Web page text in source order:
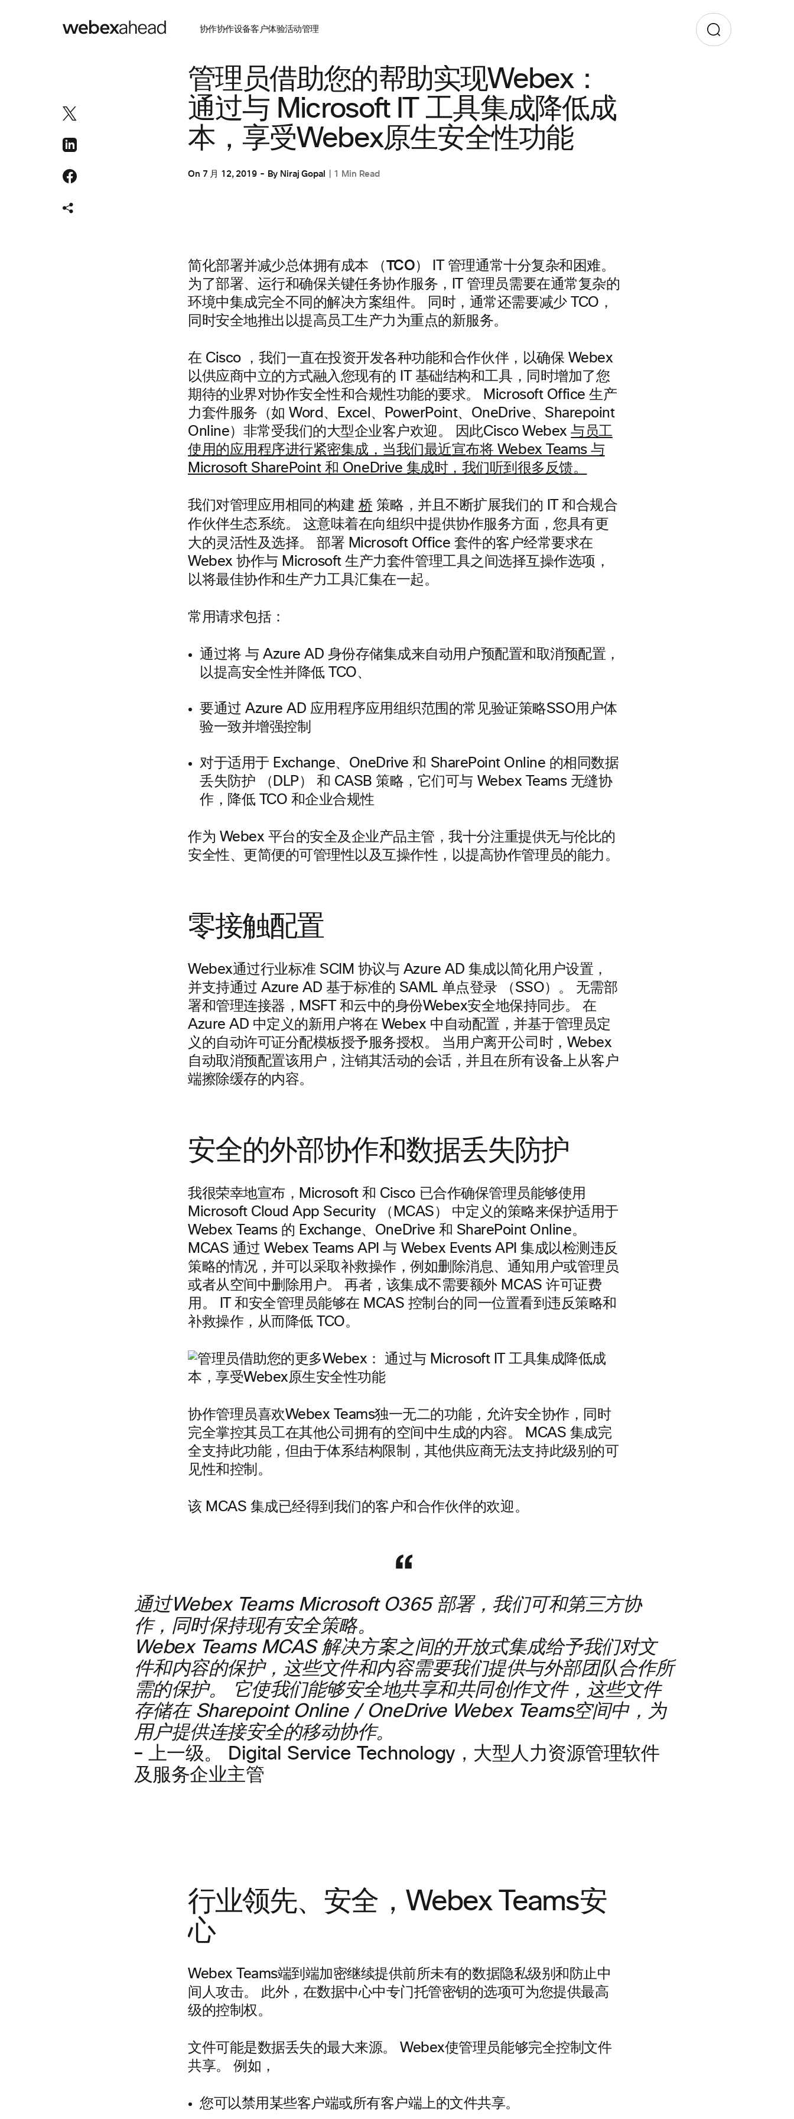
协作协作设备客户体验活动管理
管理员借助您的帮助实现Webex：
通过与 Microsoft IT 工具集成降低成
本，享受Webex原生安全性功能
On 7 月 12, 2019 By Niraj Gopal 1 Min Read
简化部署并减少总体拥有成本 （TCO）
IT 管理通常十分复杂和困难。
为了部署、运行和确保关键任务协作服务，IT 管理员需要在通常复杂的
环境中集成完全不同的解决方案组件。 同时，通常还需要减少 TCO，
同时安全地推出以提高员工生产力为重点的新服务。
在 Cisco
，我们一直在投资开发各种功能和合作伙伴，以确保 Webex
以供应商中立的方式融入您现有的 IT 基础结构和工具，同时增加了您
期待的业界对协作安全性和合规性功能的要求。 Microsoft Office 生产
力套件服务（如 Word、Excel、PowerPoint、OneDrive、Sharepoint
Online）非常受我们的大型企业客户欢迎。 因此Cisco Webex与员工
使用的应用程序进行紧密集成，当我们最近宣布将 Webex Teams 与
Microsoft SharePoint 和 OneDrive 集成时，我们听到很多反馈。
我们对管理应用相同的构建 桥 策略，并且不断扩展我们的 IT 和合规合
作伙伴生态系统。 这意味着在向组织中提供协作服务方面，您具有更
大的灵活性及选择。
部署 Microsoft Office 套件的客户经常要求在
Webex 协作与 Microsoft 生产力套件管理工具之间选择互操作选项，
以将最佳协作和生产力工具汇集在一起。
常用请求包括：
通过将 与 Azure AD 身份存储集成来自动用户预配置和取消预配置，
以提高安全性并降低 TCO、
要通过 Azure AD 应用程序应用组织范围的常见验证策略SSO用户体
验一致并增强控制
对于适用于 Exchange、OneDrive 和 SharePoint Online 的相同数据
丢失防护 （DLP） 和 CASB 策略，它们可与 Webex Teams 无缝协
作，降低 TCO 和企业合规性
作为 Webex 平台的安全及企业产品主管，我十分注重提供无与伦比的
安全性、更简便的可管理性以及互操作性，以提高协作管理员的能力。
零接触配置
Webex通过行业标准 SCIM 协议与 Azure AD 集成以简化用户设置，
并支持通过 Azure AD 基于标准的 SAML 单点登录 （SSO）。 无需部
署和管理连接器，MSFT 和云中的身份Webex安全地保持同步。 在
Azure AD 中定义的新用户将在 Webex 中自动配置，并基于管理员定
义的自动许可证分配模板授予服务授权。 当用户离开公司时，Webex
自动取消预配置该用户，注销其活动的会话，并且在所有设备上从客户
端擦除缓存的内容。
安全的外部协作和数据丢失防护
我很荣幸地宣布，Microsoft 和 Cisco 已合作确保管理员能够使用
Microsoft Cloud App Security （MCAS） 中定义的策略来保护适用于
Webex Teams 的 Exchange、OneDrive 和 SharePoint Online。
MCAS 通过 Webex Teams API 与 Webex Events API 集成以检测违反
策略的情况，并可以采取补救操作，例如删除消息、通知用户或管理员
或者从空间中删除用户。 再者，该集成不需要额外 MCAS 许可证费
用。 IT 和安全管理员能够在 MCAS 控制台的同一位置看到违反策略和
补救操作，从而降低 TCO。
协作管理员喜欢Webex Teams独一无二的功能，允许安全协作，同时
完全掌控其员工在其他公司拥有的空间中生成的内容。 MCAS 集成完
全支持此功能，但由于体系结构限制，其他供应商无法支持此级别的可
见性和控制。
该 MCAS 集成已经得到我们的客户和合作伙伴的欢迎。
通过Webex Teams Microsoft O365 部署，我们可和第三方协
作，同时保持现有安全策略。
Webex Teams MCAS 解决方案之间的开放式集成给予我们对文
件和内容的保护，这些文件和内容需要我们提供与外部团队合作所
需的保护。 它使我们能够安全地共享和共同创作文件，这些文件
存储在 Sharepoint Online / OneDrive Webex Teams空间中，为
用户提供连接安全的移动协作。
– 上一级。 Digital Service Technology，大型人力资源管理软件
及服务企业主管
行业领先、安全，Webex Teams安
心
Webex Teams端到端加密继续提供前所未有的数据隐私级别和防止中
间人攻击。 此外，在数据中心中专门托管密钥的选项可为您提供最高
级的控制权。
文件可能是数据丢失的最大来源。 Webex使管理员能够完全控制文件
共享。 例如，
您可以禁用某些客户端或所有客户端上的文件共享。